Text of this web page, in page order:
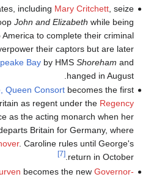
including Mary Critchett, seize
John and Elizabeth while being
to complete their criminal
their captors but are later
Bayby HMS Shoreham and
hanged in August.
Queen Consortbecomes the first
as regent under the Regency
as the acting monarch when her
Britain for Germany, where
. Caroline rules until George's
return in October.
[7]
becomes the new Governor-